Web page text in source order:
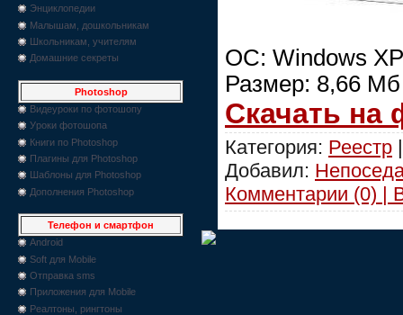
Энциклопедии
Малышам, дошкольникам
Школьникам, учителям
Домашние секреты
Photoshop
Видеуроки по фотошопу
Уроки фотошопа
Книги по Photoshop
Плагины для Photoshop
Шаблоны для Photoshop
Дополнения Photoshop
Телефон и смартфон
Android
Soft для Mobile
Отправка sms
Приложения для Mobile
Реалтоны, рингтоны
ОС: Windows
Размер: 8,66 Мб
Скачать на
Категория: Реестр
Добавил:
Комментарии (0) |